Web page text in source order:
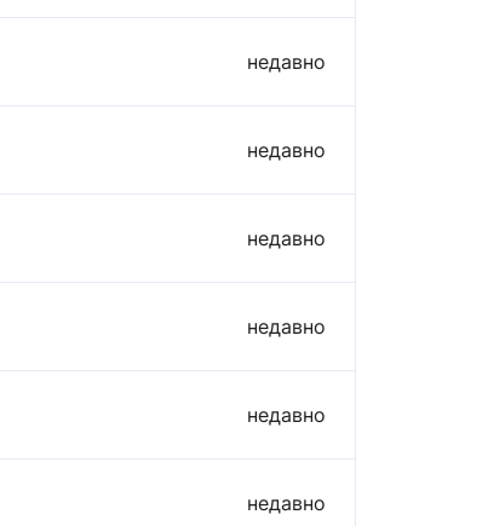
недавно
недавно
недавно
недавно
недавно
недавно